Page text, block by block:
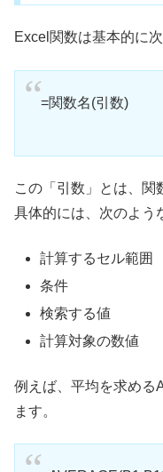
Excel関数は基本的に
=関数名(引数)
この「引数」とは、関
具体的には、次のよう
計算するセル範囲
条件
検索する値
計算対象の数値
例えば、平均を求める
ます。